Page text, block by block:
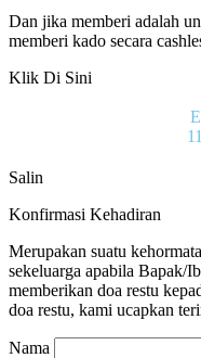
Dan jika memberi adalah
memberi kado secara
Klik Di Sini
Salin
Konfirmasi Kehadiran
Merupakan suatu
sekeluarga apabila Bapak/
memberikan doa restu
doa restu, kami ucapkan
Nama